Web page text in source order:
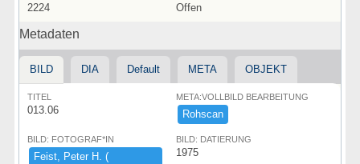
2224 Offen
Metadaten
BILD DIA Default META OBJEKT
TITEL
013.06
META:VOLLBILD BEARBEITUNG
Rohscan
BILD: FOTOGRAF*IN
Feist,​ ​Peter ​H.​ ​(​
BILD: DATIERUNG
1975